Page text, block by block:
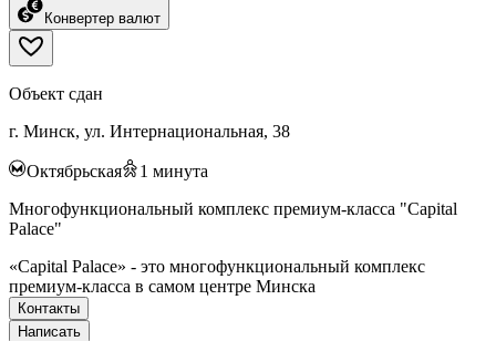
Конвертер валют
Объект сдан
г. Минск, ул. Интернациональная, 38
Октябрьская 1 минута
Многофункциональный комплекс премиум-класса "Capital
Palace"
«Capital Palace» - это многофункциональный комплекс
премиум-класса в самом центре Минска
Контакты
Написать